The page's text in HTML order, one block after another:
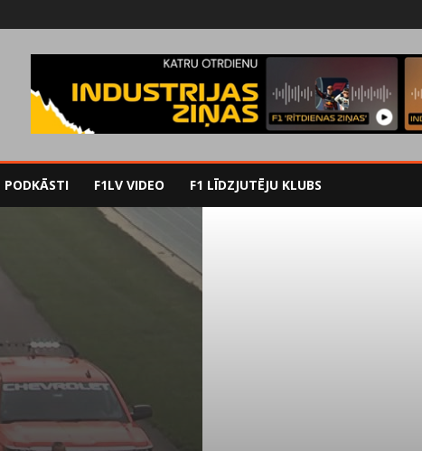
PODKĀSTI F1LV VIDEO F1 LĪDZJUTĒJU KLUBS